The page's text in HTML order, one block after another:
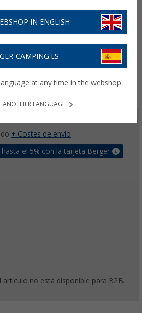
+ Costes de envío
hasta el 5% con la tarjeta Berger
artículo no está disponible para B2B.
IN ENGLISH
CAMPING.ES
at any time in the webshop.
ANOTHER LANGUAGE